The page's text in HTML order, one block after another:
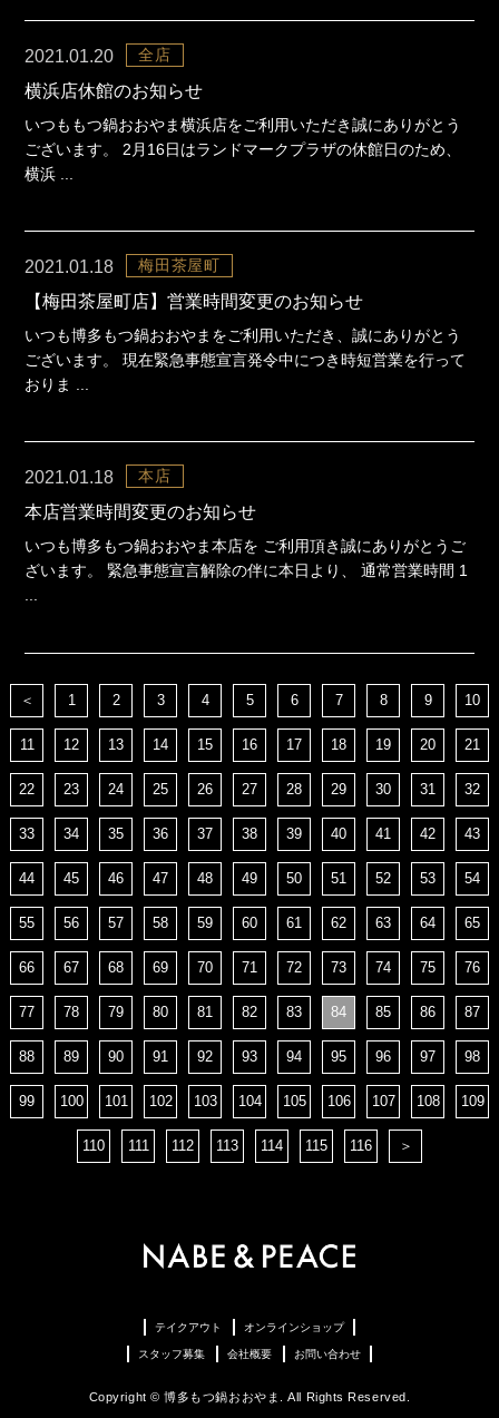
2021.01.20 全店
横浜店休館のお知らせ
いつももつ鍋おおやま横浜店をご利用いただき誠にありがとう
ございます。 2月16日はランドマークプラザの休館日のため、
横浜 ...
2021.01.18 梅田茶屋町
【梅田茶屋町店】営業時間変更のお知らせ
いつも博多もつ鍋おおやまをご利用いただき、誠にありがとう
ございます。 現在緊急事態宣言発令中につき時短営業を行って
おりま ...
2021.01.18 本店
本店営業時間変更のお知らせ
いつも博多もつ鍋おおやま本店を ご利用頂き誠にありがとうご
ざいます。 緊急事態宣言解除の伴に本日より、 通常営業時間 1
...
＜ 1 2 3 4 5 6 7 8 9 10
11 12 13 14 15 16 17 18 19 20 21
22 23 24 25 26 27 28 29 30 31 32
33 34 35 36 37 38 39 40 41 42 43
44 45 46 47 48 49 50 51 52 53 54
55 56 57 58 59 60 61 62 63 64 65
66 67 68 69 70 71 72 73 74 75 76
77 78 79 80 81 82 83 84 85 86 87
88 89 90 91 92 93 94 95 96 97 98
99 100 101 102 103 104 105 106 107 108 109
110 111 112 113 114 115 116 ＞
テイクアウト オンラインショップ
スタッフ募集 会社概要 お問い合わせ
Copyright © 博多もつ鍋おおやま. All Rights Reserved.